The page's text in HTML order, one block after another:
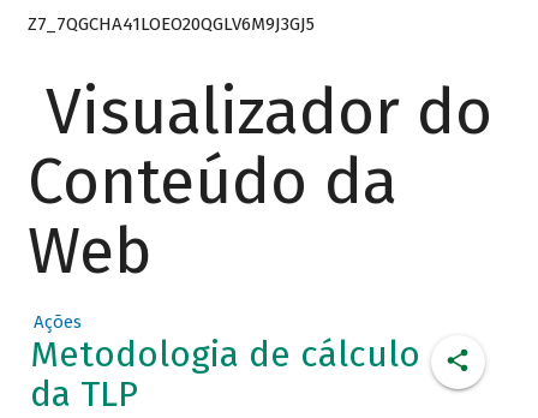
Z7_7QGCHA41LOEO20QGLV6M9J3GJ5
Visualizador do
Conteúdo da
Web
Ações
Metodologia de cálculo
da TLP